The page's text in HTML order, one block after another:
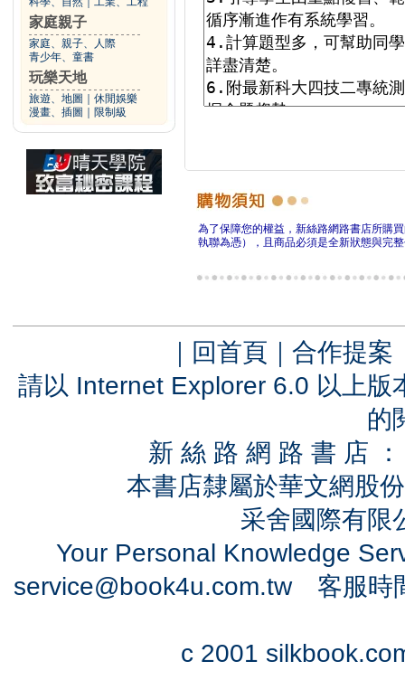
家庭親子
家庭、親子、人際
青少年、童書
玩樂天地
旅遊、地圖
休閒娛樂
漫畫、插圖
限制級
為了保障您的權益，新絲路網路書店所購
執聯為憑），且商品必須是全新狀態與完
｜ 回首頁 ｜ 合作提案
請以 Internet Explorer 6.0 以上
的
新 絲 路 網 路 書 店
本書店隸屬於華文網股
采舍國際有
Your Personal Knowledge
service@book4u.com.tw客服時
c 2001